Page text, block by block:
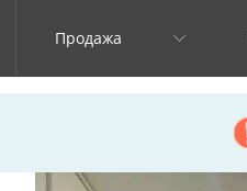
Продажа